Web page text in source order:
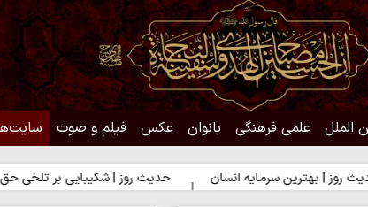
الملل علمی فرهنگی بانوان عکس فیلم و صوت
سرمایه انسان حدیث روز | شکیبایی بر تلخی حق حدیث